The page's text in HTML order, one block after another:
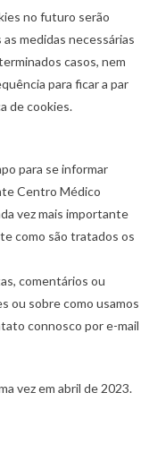
no futuro serão
medidas necessárias
casos, nem
para ficar a par
de cookies.
para se informar
Centro Médico
vez mais importante
como são tratados os
comentários ou
ou sobre como usamos
connosco por e-mail
vez em abril de 2023.